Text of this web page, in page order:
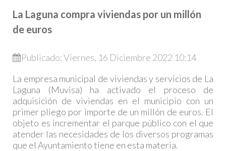
La Laguna compra viviendas por un millón
de euros
Publicado: Viernes, 16 Diciembre 2022 10:14
La empresa municipal de viviendas y servicios de La
Laguna (Muvisa) ha activado el proceso de
adquisición de viviendas en el municipio con un
primer pliego por importe de un millón de euros. El
objeto es incrementar el parque público con el que
atender las necesidades de los diversos programas
que el Ayuntamiento tiene en esta materia.